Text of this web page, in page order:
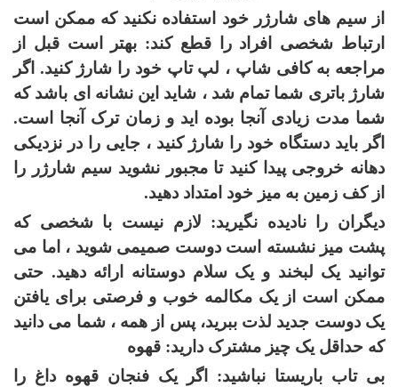
از سیم های شارژر خود استفاده نکنید که ممکن است
ارتباط شخصی افراد را قطع کند: بهتر است قبل از
مراجعه به کافی شاپ ، لپ تاپ خود را شارژ کنید. اگر
شارژ باتری شما تمام شد ، شاید این نشانه ای باشد که
شما مدت زیادی آنجا بوده اید و زمان ترک آنجا است.
اگر باید دستگاه خود را شارژ کنید ، جایی را در نزدیکی
دهانه خروجی پیدا کنید تا مجبور نشوید سیم شارژر را
از کف زمین به میز خود امتداد دهید.
دیگران را نادیده نگیرید: لازم نیست با شخصی که
پشت میز نشسته است دوست صمیمی شوید ، اما می
توانید یک لبخند و یک سلام دوستانه ارائه دهید. حتی
ممکن است از یک مکالمه خوب و فرصتی برای یافتن
یک دوست جدید لذت ببرید، پس از همه ، شما می دانید
که حداقل یک چیز مشترک دارید: قهوه
بی تاب باریستا نباشید: اگر یک فنجان قهوه داغ را